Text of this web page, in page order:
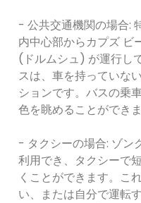
- 公共交通機関の場合:
内中心部からカプズ ビ
(ドルムシュ) が運行し
スは、車を持っていな
ションです。バスの乗
色を眺めることができま
- タクシーの場合: ゾン
利用でき、タクシーで
くことができます。こ
い、または自分で運転